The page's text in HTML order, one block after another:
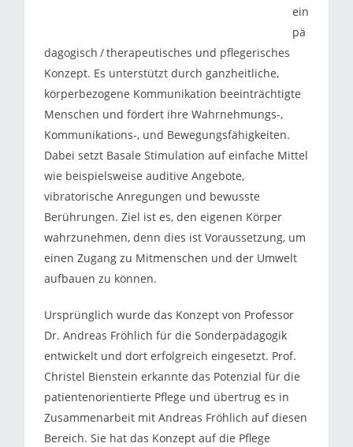
ein
pä
dagogisch / therapeutisches und pflegerisches
Konzept. Es unterstützt durch ganzheitliche,
körperbezogene Kommunikation beeinträchtigte
Menschen und fördert ihre Wahrnehmungs-,
Kommunikations-, und Bewegungsfähigkeiten.
Dabei setzt Basale Stimulation auf einfache Mittel
wie beispielsweise auditive Angebote,
vibratorische Anregungen und bewusste
Berührungen. Ziel ist es, den eigenen Körper
wahrzunehmen, denn dies ist Voraussetzung, um
einen Zugang zu Mitmenschen und der Umwelt
aufbauen zu können.
Ursprünglich wurde das Konzept von Professor
Dr. Andreas Fröhlich für die Sonderpädagogik
entwickelt und dort erfolgreich eingesetzt. Prof.
Christel Bienstein erkannte das Potenzial für die
patientenorientierte Pflege und übertrug es in
Zusammenarbeit mit Andreas Fröhlich auf diesen
Bereich. Sie hat das Konzept auf die Pflege